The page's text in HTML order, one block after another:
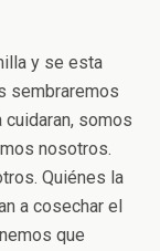
y se esta
sembraremos
somos
nosotros.
Quiénes la
a cosechar el
que